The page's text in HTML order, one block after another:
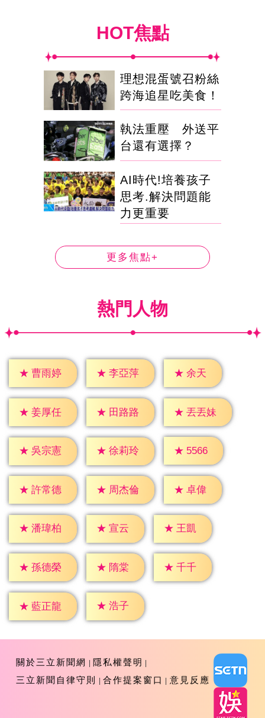
HOT焦點
理想混蛋號召粉絲
跨海追星吃美食！
執法重壓 外送平
台還有選擇？
AI時代!培養孩子
思考.解決問題能
力更重要
更多焦點+
熱門人物
★ 曹雨婷 ★ 李亞萍 ★ 余天
★ 姜厚任 ★ 田路路 ★ 丟丟妹
★ 吳宗憲 ★ 徐莉玲 ★ 5566
★ 許常德 ★ 周杰倫 ★ 卓偉
★ 潘瑋柏 ★ 宣云 ★ 王凱
★ 孫德榮 ★ 隋棠 ★ 千千
★ 藍正龍 ★ 浩子
關於三立新聞網
隱私權聲明
三立新聞自律守則
合作提案窗口 意見反應